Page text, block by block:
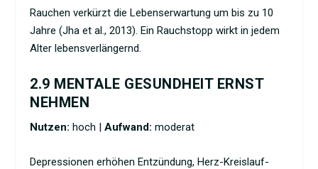
Rauchen verkürzt die Lebenserwartung um bis zu 10
Jahre (Jha et al., 2013). Ein Rauchstopp wirkt in jedem
Alter lebensverlängernd.
2.9 MENTALE GESUNDHEIT ERNST
NEHMEN
Nutzen: hoch |Aufwand: moderat
Depressionen erhöhen Entzündung, Herz-Kreislauf-